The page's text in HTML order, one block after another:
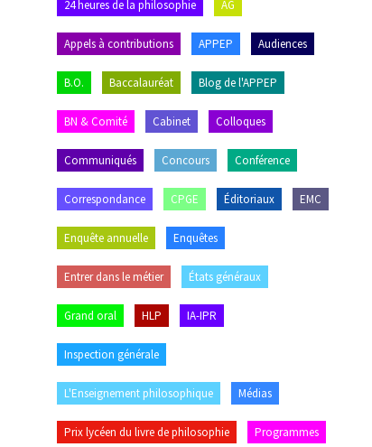
24 heures de la philosophie AG
Appels à contributions APPEP Audiences
B.O. Baccalauréat Blog de l'APPEP
BN & Comité Cabinet Colloques
Communiqués Concours Conférence
Correspondance CPGE Éditoriaux EMC
Enquête annuelle Enquêtes
Entrer dans le métier États généraux
Grand oral HLP IA-IPR
Inspection générale
L'Enseignement philosophique Médias
Prix lycéen du livre de philosophie Programmes